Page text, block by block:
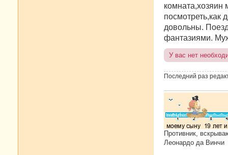
комната,хозяин
посмотреть,как
довольны.
фантазиями.
У вас нет
Последний раз
Противник,
Леонардо да Винчи